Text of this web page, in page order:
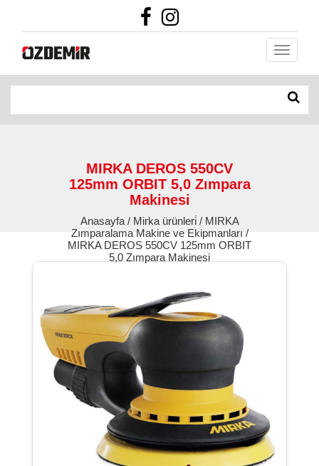
MIRKA DEROS 550CV
125mm ORBIT 5,0 Zımpara
Makinesi
Anasayfa / Mirka ürünleri̇ / MIRKA
Zımparalama Makine ve Ekipmanları /
MIRKA DEROS 550CV 125mm ORBIT
5,0 Zımpara Makinesi